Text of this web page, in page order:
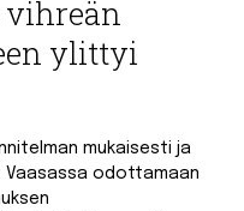
ylittyi
mukaisesti ja
Vaasassa odottamaan